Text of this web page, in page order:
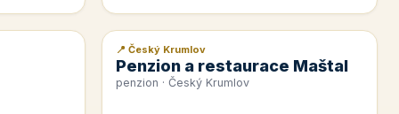
📰 PR článek
📍 Český Krumlov
Penzion a restaurace Maštal
penzion · Český Krumlov